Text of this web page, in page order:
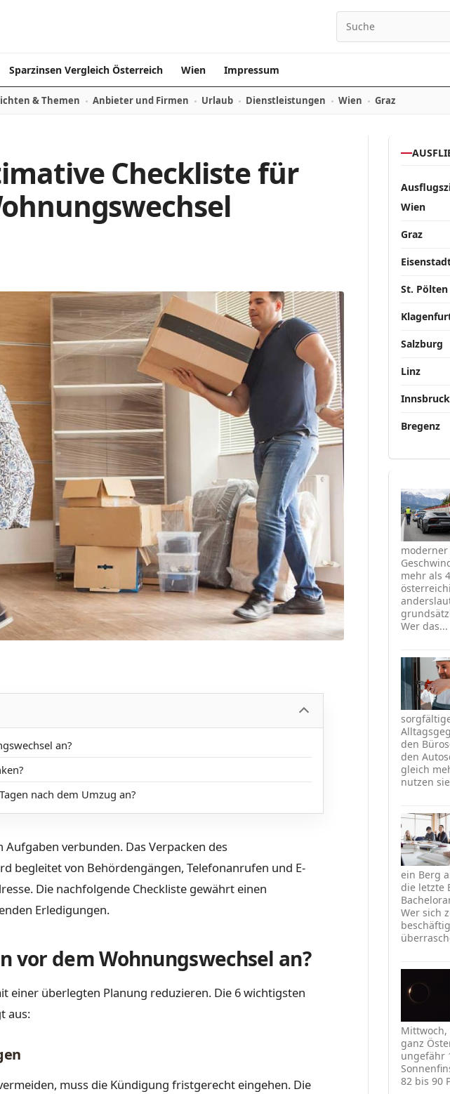
Suchen nach:
Sparzinsen Vergleich Österreich Wien Impressum
& Themen Anbieter und Firmen Urlaub Dienstleistungen Wien Graz
Checkliste für
an?
nach dem Umzug an?
Aufgaben verbunden. Das Verpacken des
begleitet von Behördengängen, Telefonanrufen und E-
Die nachfolgende Checkliste gewährt einen
Erledigungen.
vor dem Wohnungswechsel an?
einer überlegten Planung reduzieren. Die 6 wichtigsten
aus:
muss die Kündigung fristgerecht eingehen. Die
Wien
Graz
St. Pölten
Salzburg
Linz
Innsbruck
Bregenz
mehr als
Wer das...
den
den
gleich
nutzen
ein Berg
die letzte
Wer sich
Mittwoch,
ganz
ungefähr
82 bis 90